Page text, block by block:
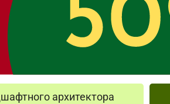
архитектора